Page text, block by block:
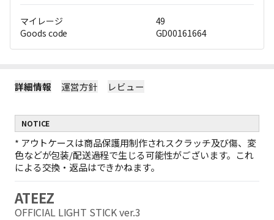
マイレージ
49
Goods code
GD00161664
詳細情報 運営方針 レビュー
NOTICE
* アウトケースは商品保護用制作されスクラッチ及び傷、変
色などが包装/配送過程で生じる可能性がございます。これ
による交換・返品はできかねます。
ATEEZ
OFFICIAL LIGHT STICK ver.3